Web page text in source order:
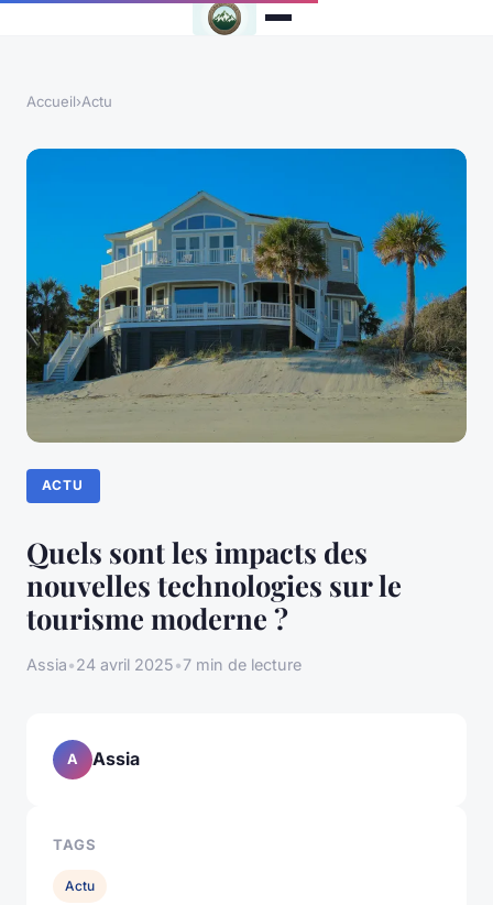
Accueil›Actu
ACTU
Quels sont les impacts des
nouvelles technologies sur le
tourisme moderne ?
Assia•24 avril 2025•7 min de lecture
A Assia
TAGS
Actu